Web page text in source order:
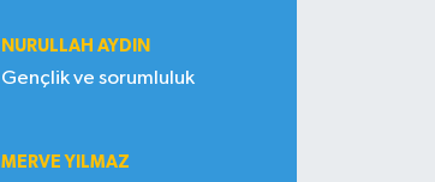
NURULLAH AYDIN
Gençlik ve sorumluluk
MERVE YILMAZ